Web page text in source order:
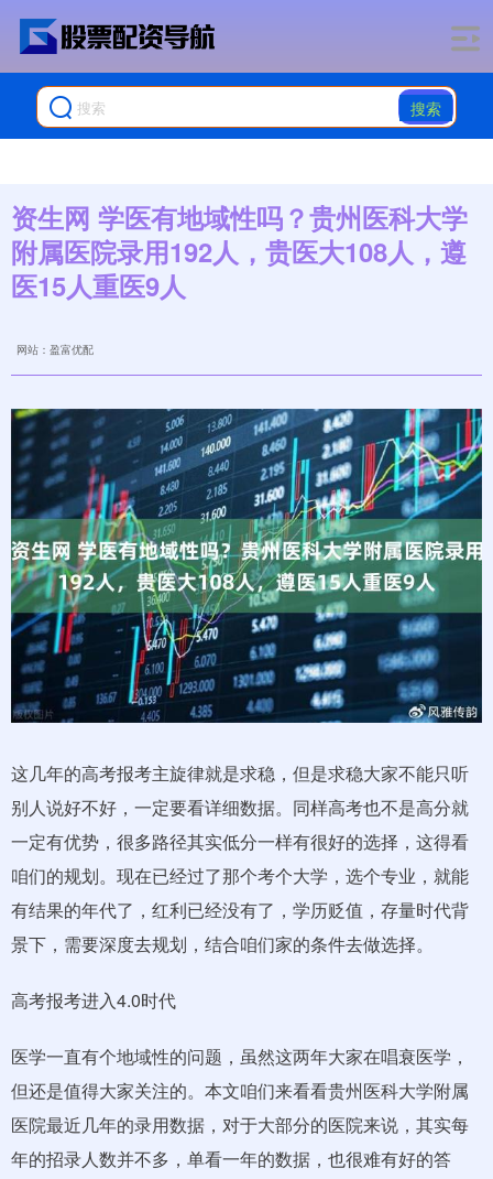
搜索
资生网 学医有地域性吗？贵州医科大学
附属医院录用192人，贵医大108人，遵
医15人重医9人
网站：盈富优配
这几年的高考报考主旋律就是求稳，但是求稳大家不能只听
别人说好不好，一定要看详细数据。同样高考也不是高分就
一定有优势，很多路径其实低分一样有很好的选择，这得看
咱们的规划。现在已经过了那个考个大学，选个专业，就能
有结果的年代了，红利已经没有了，学历贬值，存量时代背
景下，需要深度去规划，结合咱们家的条件去做选择。
高考报考进入4.0时代
医学一直有个地域性的问题，虽然这两年大家在唱衰医学，
但还是值得大家关注的。本文咱们来看看贵州医科大学附属
医院最近几年的录用数据，对于大部分的医院来说，其实每
年的招录人数并不多，单看一年的数据，也很难有好的答